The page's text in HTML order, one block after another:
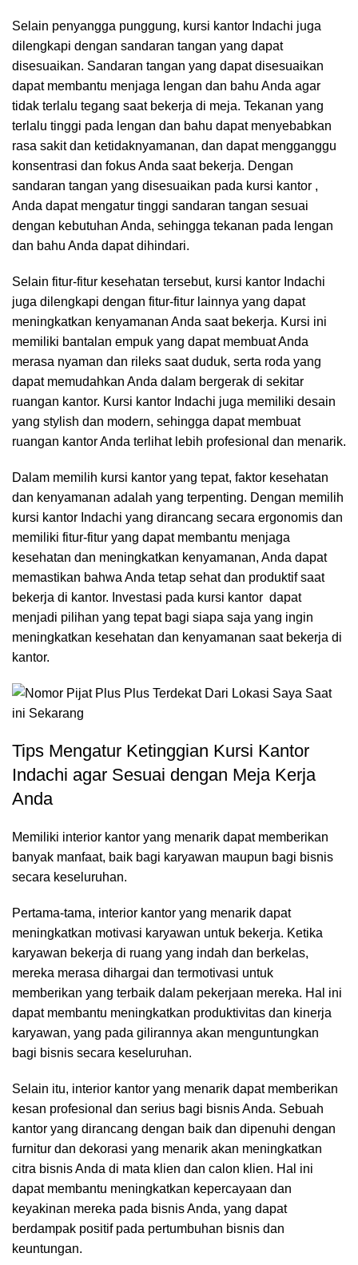
Selain penyangga punggung, kursi kantor Indachi juga
dilengkapi dengan sandaran tangan yang dapat
disesuaikan. Sandaran tangan yang dapat disesuaikan
dapat membantu menjaga lengan dan bahu Anda agar
tidak terlalu tegang saat bekerja di meja. Tekanan yang
terlalu tinggi pada lengan dan bahu dapat menyebabkan
rasa sakit dan ketidaknyamanan, dan dapat mengganggu
konsentrasi dan fokus Anda saat bekerja. Dengan
sandaran tangan yang disesuaikan pada kursi kantor ,
Anda dapat mengatur tinggi sandaran tangan sesuai
dengan kebutuhan Anda, sehingga tekanan pada lengan
dan bahu Anda dapat dihindari.
Selain fitur-fitur kesehatan tersebut, kursi kantor Indachi
juga dilengkapi dengan fitur-fitur lainnya yang dapat
meningkatkan kenyamanan Anda saat bekerja. Kursi ini
memiliki bantalan empuk yang dapat membuat Anda
merasa nyaman dan rileks saat duduk, serta roda yang
dapat memudahkan Anda dalam bergerak di sekitar
ruangan kantor. Kursi kantor Indachi juga memiliki desain
yang stylish dan modern, sehingga dapat membuat
ruangan kantor Anda terlihat lebih profesional dan menarik.
Dalam memilih kursi kantor yang tepat, faktor kesehatan
dan kenyamanan adalah yang terpenting. Dengan memilih
kursi kantor Indachi yang dirancang secara ergonomis dan
memiliki fitur-fitur yang dapat membantu menjaga
kesehatan dan meningkatkan kenyamanan, Anda dapat
memastikan bahwa Anda tetap sehat dan produktif saat
bekerja di kantor. Investasi pada kursi kantor dapat
menjadi pilihan yang tepat bagi siapa saja yang ingin
meningkatkan kesehatan dan kenyamanan saat bekerja di
kantor.
Tips Mengatur Ketinggian Kursi Kantor
Indachi agar Sesuai dengan Meja Kerja
Anda
Memiliki interior kantor yang menarik dapat memberikan
banyak manfaat, baik bagi karyawan maupun bagi bisnis
secara keseluruhan.
Pertama-tama, interior kantor yang menarik dapat
meningkatkan motivasi karyawan untuk bekerja. Ketika
karyawan bekerja di ruang yang indah dan berkelas,
mereka merasa dihargai dan termotivasi untuk
memberikan yang terbaik dalam pekerjaan mereka. Hal ini
dapat membantu meningkatkan produktivitas dan kinerja
karyawan, yang pada gilirannya akan menguntungkan
bagi bisnis secara keseluruhan.
Selain itu, interior kantor yang menarik dapat memberikan
kesan profesional dan serius bagi bisnis Anda. Sebuah
kantor yang dirancang dengan baik dan dipenuhi dengan
furnitur dan dekorasi yang menarik akan meningkatkan
citra bisnis Anda di mata klien dan calon klien. Hal ini
dapat membantu meningkatkan kepercayaan dan
keyakinan mereka pada bisnis Anda, yang dapat
berdampak positif pada pertumbuhan bisnis dan
keuntungan.